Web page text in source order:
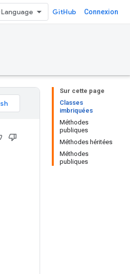
GitHub Connexion
Sur cette page
Classes
imbriquées
Méthodes
publiques
Méthodes héritées
Méthodes
publiques